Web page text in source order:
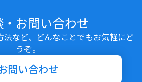
・お問い合わせ
など、どんなことでもお気軽にど
うぞ。
問い合わせ